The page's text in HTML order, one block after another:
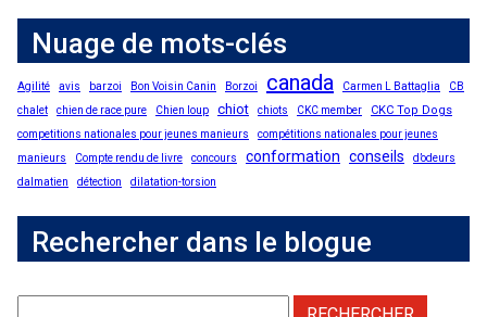
Nuage de mots-clés
Agilité avis barzoi Bon Voisin Canin Borzoi canada Carmen L Battaglia
CB
chalet
chien de race pure Chien loup chiot chiots CKC member CKC Top Dogs
competitions nationales pour jeunes manieurs
compétitions nationales pour jeunes
manieurs
Compte rendu de livre concours conformation conseils
d’odeurs
dalmatien
détection dilatation-torsion
Rechercher dans le blogue